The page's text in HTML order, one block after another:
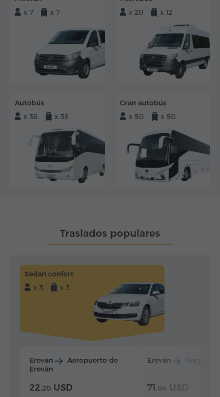
x 7
x 7
x 20
x 12
Autobús
x 36
x 36
Gran autobús
x 50
x 50
Traslados populares
Sedán confort
x 3
x 3
Ereván
Aeropuerto de
Ereván
22.20 USD
Ereván
71.04 USD